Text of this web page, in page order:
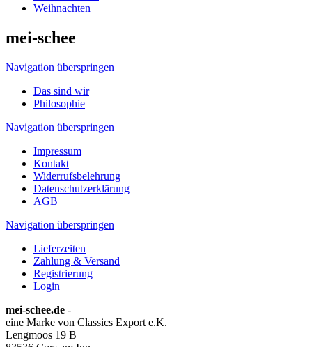
Weihnachten
mei-schee
Navigation überspringen
Das sind wir
Philosophie
Navigation überspringen
Impressum
Kontakt
Widerrufsbelehrung
Datenschutzerklärung
AGB
Navigation überspringen
Lieferzeiten
Zahlung & Versand
Registrierung
Login
mei-schee.de -
eine Marke von Classics Export e.K.
Lengmoos 19 B